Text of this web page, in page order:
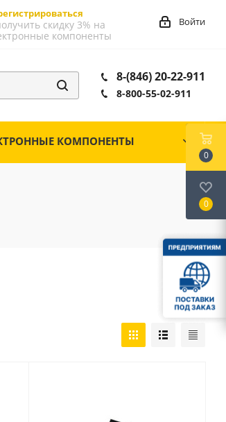
скидку 3% на
компоненты
Войти
8-(846) 20-22-911
8-800-55-02-911
КОМПОНЕНТЫ
0
0